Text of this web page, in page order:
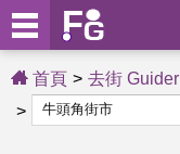
首頁 去街 Guider